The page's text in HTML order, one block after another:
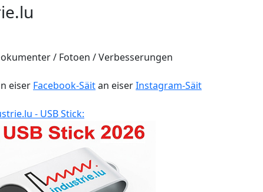
/ Fotoen / Verbesserungen
eiser Facebook-Säitan eiserInstagram-Säit
- USB Stick: